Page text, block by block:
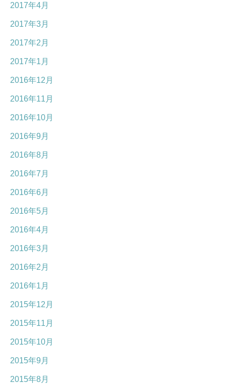
2017年4月
2017年3月
2017年2月
2017年1月
2016年12月
2016年11月
2016年10月
2016年9月
2016年8月
2016年7月
2016年6月
2016年5月
2016年4月
2016年3月
2016年2月
2016年1月
2015年12月
2015年11月
2015年10月
2015年9月
2015年8月